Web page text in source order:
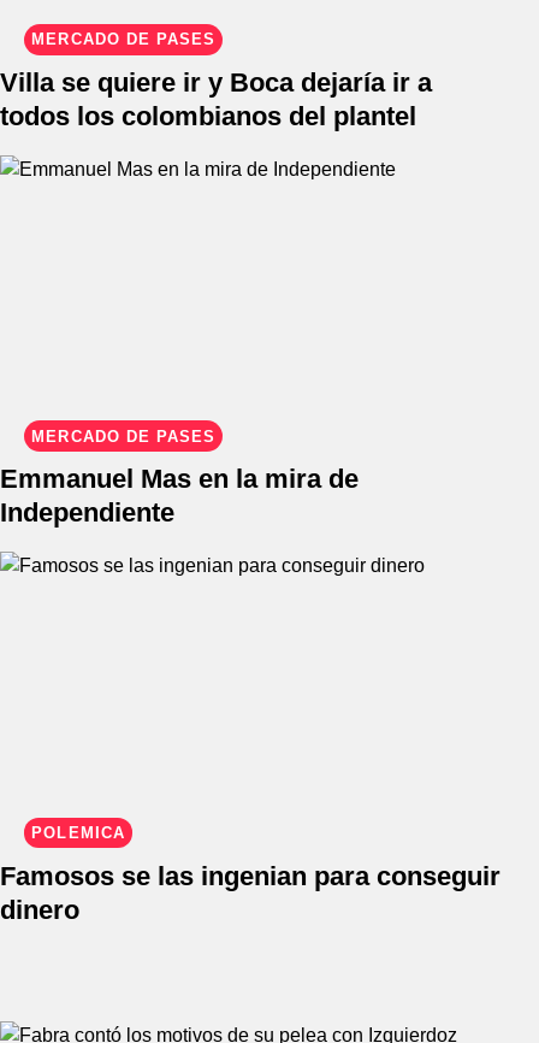
MERCADO DE PASES
Villa se quiere ir y Boca dejaría ir a
todos los colombianos del plantel
MERCADO DE PASES
Emmanuel Mas en la mira de
Independiente
POLÉMICA
Famosos se las ingenian para conseguir
dinero